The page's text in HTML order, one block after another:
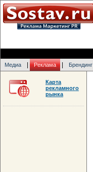
Медиа Реклама Брендинг
Карта
рекламного
рынка